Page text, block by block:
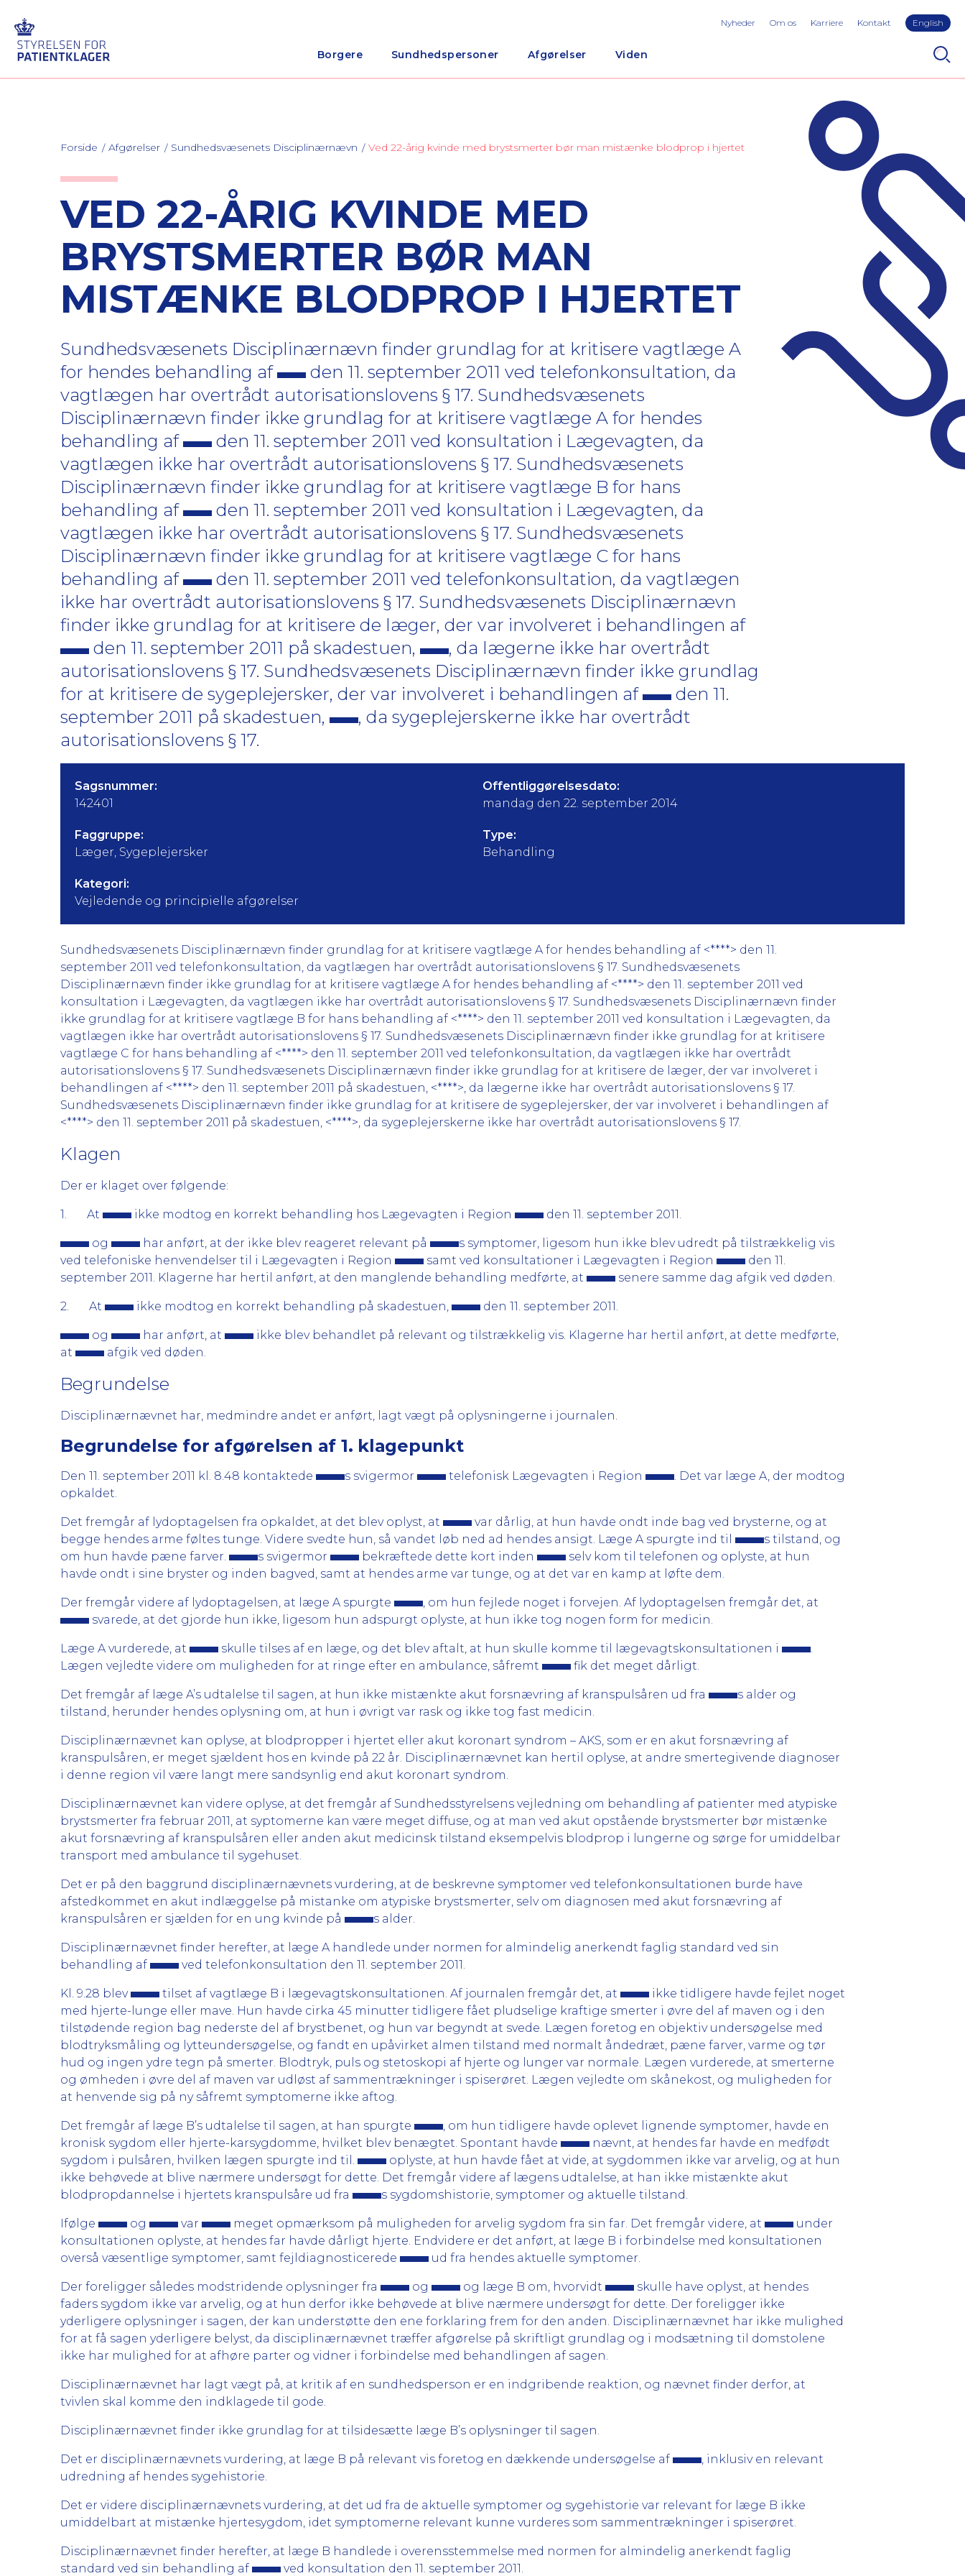
Borgere Sundhedspersoner Afgørelser Viden
Nyheder Om os Karriere Kontakt English
Forside Afgørelser Sundhedsvæsenets Disciplinærnævn Ved 22-årig kvinde med brystsmerter bør man mistænke blodprop i hjertet
VED 22-ÅRIG KVINDE MED
BRYSTSMERTER BØR MAN
MISTÆNKE BLODPROP I HJERTET
Sundhedsvæsenets Disciplinærnævn finder grundlag for at kritisere vagtlæge A
for hendes behandling af
den 11. september 2011 ved telefonkonsultation, da
vagtlægen har overtrådt autorisationslovens § 17. Sundhedsvæsenets
Disciplinærnævn finder ikke grundlag for at kritisere vagtlæge A for hendes
behandling af
den 11. september 2011 ved konsultation i Lægevagten, da
vagtlægen ikke har overtrådt autorisationslovens § 17. Sundhedsvæsenets
Disciplinærnævn finder ikke grundlag for at kritisere vagtlæge B for hans
behandling af
den 11. september 2011 ved konsultation i Lægevagten, da
vagtlægen ikke har overtrådt autorisationslovens § 17. Sundhedsvæsenets
Disciplinærnævn finder ikke grundlag for at kritisere vagtlæge C for hans
behandling af
den 11. september 2011 ved telefonkonsultation, da vagtlægen
ikke har overtrådt autorisationslovens § 17. Sundhedsvæsenets Disciplinærnævn
finder ikke grundlag for at kritisere de læger, der var involveret i behandlingen af
den 11. september 2011 på skadestuen,
, da lægerne ikke har overtrådt
autorisationslovens § 17. Sundhedsvæsenets Disciplinærnævn finder ikke grundlag
for at kritisere de sygeplejersker, der var involveret i behandlingen af
den 11.
september 2011 på skadestuen,
, da sygeplejerskerne ikke har overtrådt
autorisationslovens § 17.
Sagsnummer:
142401
Offentliggørelsesdato:
mandag den 22. september 2014
Faggruppe:
Læger, Sygeplejersker
Type:
Behandling
Kategori:
Vejledende og principielle afgørelser
Sundhedsvæsenets Disciplinærnævn finder grundlag for at kritisere vagtlæge A for hendes behandling af <****> den 11.
september 2011 ved telefonkonsultation, da vagtlægen har overtrådt autorisationslovens § 17. Sundhedsvæsenets
Disciplinærnævn finder ikke grundlag for at kritisere vagtlæge A for hendes behandling af <****> den 11. september 2011 ved
konsultation i Lægevagten, da vagtlægen ikke har overtrådt autorisationslovens § 17. Sundhedsvæsenets Disciplinærnævn finder
ikke grundlag for at kritisere vagtlæge B for hans behandling af <****> den 11. september 2011 ved konsultation i Lægevagten, da
vagtlægen ikke har overtrådt autorisationslovens § 17. Sundhedsvæsenets Disciplinærnævn finder ikke grundlag for at kritisere
vagtlæge C for hans behandling af <****> den 11. september 2011 ved telefonkonsultation, da vagtlægen ikke har overtrådt
autorisationslovens § 17. Sundhedsvæsenets Disciplinærnævn finder ikke grundlag for at kritisere de læger, der var involveret i
behandlingen af <****> den 11. september 2011 på skadestuen, <****>, da lægerne ikke har overtrådt autorisationslovens § 17.
Sundhedsvæsenets Disciplinærnævn finder ikke grundlag for at kritisere de sygeplejersker, der var involveret i behandlingen af
<****> den 11. september 2011 på skadestuen, <****>, da sygeplejerskerne ikke har overtrådt autorisationslovens § 17.
Klagen
Der er klaget over følgende:
1. At ikke modtog en korrekt behandling hos Lægevagten i Region den 11. september 2011.
og har anført, at der ikke blev reageret relevant på
s symptomer, ligesom hun ikke blev udredt på tilstrækkelig vis
ved telefoniske henvendelser til i Lægevagten i Region
samt ved konsultationer i Lægevagten i Region
den 11.
september 2011. Klagerne har hertil anført, at den manglende behandling medførte, at
senere samme dag afgik ved døden.
2. At ikke modtog en korrekt behandling på skadestuen, den 11. september 2011.
og har anført, at
ikke blev behandlet på relevant og tilstrækkelig vis. Klagerne har hertil anført, at dette medførte,
at
afgik ved døden.
Begrundelse
Disciplinærnævnet har, medmindre andet er anført, lagt vægt på oplysningerne i journalen.
Begrundelse for afgørelsen af 1. klagepunkt
Den 11. september 2011 kl. 8.48 kontaktede s svigermor telefonisk Lægevagten i Region
. Det var læge A, der modtog
opkaldet.
Det fremgår af lydoptagelsen fra opkaldet, at det blev oplyst, at
var dårlig, at hun havde ondt inde bag ved brysterne, og at
begge hendes arme føltes tunge. Videre svedte hun, så vandet løb ned ad hendes ansigt. Læge A spurgte ind til
s tilstand, og
om hun havde pæne farver.
s svigermor bekræftede dette kort inden
selv kom til telefonen og oplyste, at hun
havde ondt i sine bryster og inden bagved, samt at hendes arme var tunge, og at det var en kamp at løfte dem.
Der fremgår videre af lydoptagelsen, at læge A spurgte
, om hun fejlede noget i forvejen. Af lydoptagelsen fremgår det, at
svarede, at det gjorde hun ikke, ligesom hun adspurgt oplyste, at hun ikke tog nogen form for medicin.
Læge A vurderede, at skulle tilses af en læge, og det blev aftalt, at hun skulle komme til lægevagtskonsultationen i
.
Lægen vejledte videre om muligheden for at ringe efter en ambulance, såfremt
fik det meget dårligt.
Det fremgår af læge A’s udtalelse til sagen, at hun ikke mistænkte akut forsnævring af kranspulsåren ud fra
s alder og
tilstand, herunder hendes oplysning om, at hun i øvrigt var rask og ikke tog fast medicin.
Disciplinærnævnet kan oplyse, at blodpropper i hjertet eller akut koronart syndrom – AKS, som er en akut forsnævring af
kranspulsåren, er meget sjældent hos en kvinde på 22 år. Disciplinærnævnet kan hertil oplyse, at andre smertegivende diagnoser
i denne region vil være langt mere sandsynlig end akut koronart syndrom.
Disciplinærnævnet kan videre oplyse, at det fremgår af Sundhedsstyrelsens vejledning om behandling af patienter med atypiske
brystsmerter fra februar 2011, at syptomerne kan være meget diffuse, og at man ved akut opstående brystsmerter bør mistænke
akut forsnævring af kranspulsåren eller anden akut medicinsk tilstand eksempelvis blodprop i lungerne og sørge for umiddelbar
transport med ambulance til sygehuset.
Det er på den baggrund disciplinærnævnets vurdering, at de beskrevne symptomer ved telefonkonsultationen burde have
afstedkommet en akut indlæggelse på mistanke om atypiske brystsmerter, selv om diagnosen med akut forsnævring af
kranspulsåren er sjælden for en ung kvinde på
s alder.
Disciplinærnævnet finder herefter, at læge A handlede under normen for almindelig anerkendt faglig standard ved sin
behandling af
ved telefonkonsultation den 11. september 2011.
Kl. 9.28 blev tilset af vagtlæge B i lægevagtskonsultationen. Af journalen fremgår det, at
ikke tidligere havde fejlet noget
med hjerte-lunge eller mave. Hun havde cirka 45 minutter tidligere fået pludselige kraftige smerter i øvre del af maven og i den
tilstødende region bag nederste del af brystbenet, og hun var begyndt at svede. Lægen foretog en objektiv undersøgelse med
blodtryksmåling og lytteundersøgelse, og fandt en upåvirket almen tilstand med normalt åndedræt, pæne farver, varme og tør
hud og ingen ydre tegn på smerter. Blodtryk, puls og stetoskopi af hjerte og lunger var normale. Lægen vurderede, at smerterne
og ømheden i øvre del af maven var udløst af sammentrækninger i spiserøret. Lægen vejledte om skånekost, og muligheden for
at henvende sig på ny såfremt symptomerne ikke aftog.
Det fremgår af læge B’s udtalelse til sagen, at han spurgte
, om hun tidligere havde oplevet lignende symptomer, havde en
kronisk sygdom eller hjerte-karsygdomme, hvilket blev benægtet. Spontant havde
nævnt, at hendes far havde en medfødt
sygdom i pulsåren, hvilken lægen spurgte ind til.
oplyste, at hun havde fået at vide, at sygdommen ikke var arvelig, og at hun
ikke behøvede at blive nærmere undersøgt for dette. Det fremgår videre af lægens udtalelse, at han ikke mistænkte akut
blodpropdannelse i hjertets kranspulsåre ud fra
s sygdomshistorie, symptomer og aktuelle tilstand.
Ifølge og var meget opmærksom på muligheden for arvelig sygdom fra sin far. Det fremgår videre, at
under
konsultationen oplyste, at hendes far havde dårligt hjerte. Endvidere er det anført, at læge B i forbindelse med konsultationen
overså væsentlige symptomer, samt fejldiagnosticerede
ud fra hendes aktuelle symptomer.
Der foreligger således modstridende oplysninger fra og og læge B om, hvorvidt
skulle have oplyst, at hendes
faders sygdom ikke var arvelig, og at hun derfor ikke behøvede at blive nærmere undersøgt for dette. Der foreligger ikke
yderligere oplysninger i sagen, der kan understøtte den ene forklaring frem for den anden. Disciplinærnævnet har ikke mulighed
for at få sagen yderligere belyst, da disciplinærnævnet træffer afgørelse på skriftligt grundlag og i modsætning til domstolene
ikke har mulighed for at afhøre parter og vidner i forbindelse med behandlingen af sagen.
Disciplinærnævnet har lagt vægt på, at kritik af en sundhedsperson er en indgribende reaktion, og nævnet finder derfor, at
tvivlen skal komme den indklagede til gode.
Disciplinærnævnet finder ikke grundlag for at tilsidesætte læge B’s oplysninger til sagen.
Det er disciplinærnævnets vurdering, at læge B på relevant vis foretog en dækkende undersøgelse af
, inklusiv en relevant
udredning af hendes sygehistorie.
Det er videre disciplinærnævnets vurdering, at det ud fra de aktuelle symptomer og sygehistorie var relevant for læge B ikke
umiddelbart at mistænke hjertesygdom, idet symptomerne relevant kunne vurderes som sammentrækninger i spiserøret.
Disciplinærnævnet finder herefter, at læge B handlede i overensstemmelse med normen for almindelig anerkendt faglig
standard ved sin behandling af
ved konsultation den 11. september 2011.